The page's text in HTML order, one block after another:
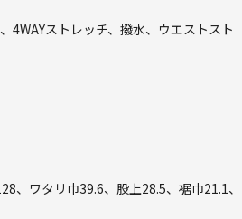
ストレッチ、撥水、ウエストスト
、ワタリ巾39.6、股上28.5、裾巾21.1、